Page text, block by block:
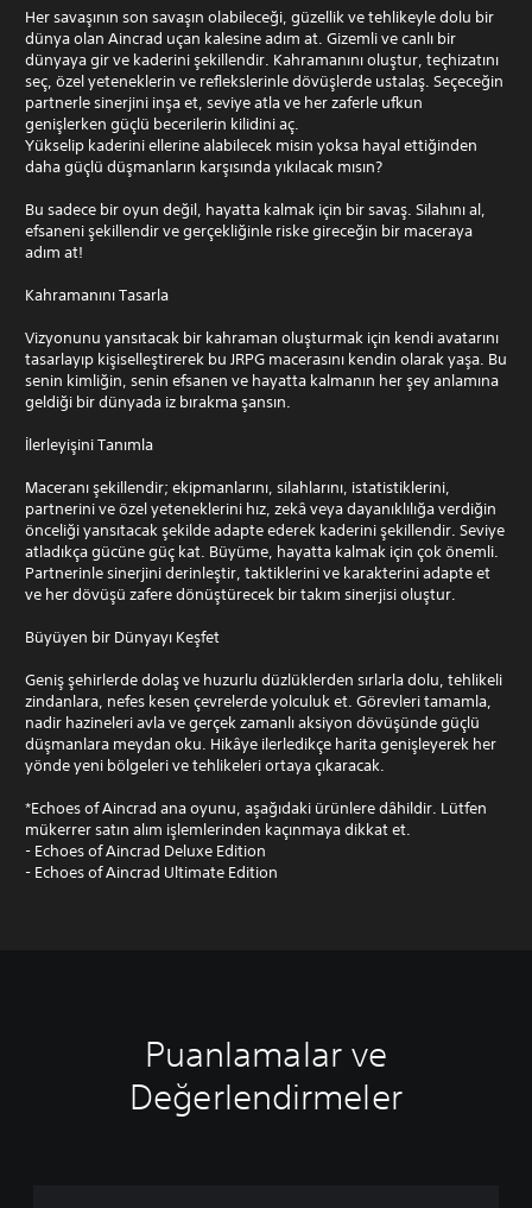
Her savaşının son savaşın olabileceği, güzellik ve tehlikeyle dolu bir
dünya olan Aincrad uçan kalesine adım at. Gizemli ve canlı bir
dünyaya gir ve kaderini şekillendir. Kahramanını oluştur, teçhizatını
seç, özel yeteneklerin ve reflekslerinle dövüşlerde ustalaş. Seçeceğin
partnerle sinerjini inşa et, seviye atla ve her zaferle ufkun
genişlerken güçlü becerilerin kilidini aç.
Yükselip kaderini ellerine alabilecek misin yoksa hayal ettiğinden
daha güçlü düşmanların karşısında yıkılacak mısın?
Bu sadece bir oyun değil, hayatta kalmak için bir savaş. Silahını al,
efsaneni şekillendir ve gerçekliğinle riske gireceğin bir maceraya
adım at!
Kahramanını Tasarla
Vizyonunu yansıtacak bir kahraman oluşturmak için kendi avatarını
tasarlayıp kişiselleştirerek bu JRPG macerasını kendin olarak yaşa. Bu
senin kimliğin, senin efsanen ve hayatta kalmanın her şey anlamına
geldiği bir dünyada iz bırakma şansın.
İlerleyişini Tanımla
Maceranı şekillendir; ekipmanlarını, silahlarını, istatistiklerini,
partnerini ve özel yeteneklerini hız, zekâ veya dayanıklılığa verdiğin
önceliği yansıtacak şekilde adapte ederek kaderini şekillendir. Seviye
atladıkça gücüne güç kat. Büyüme, hayatta kalmak için çok önemli.
Partnerinle sinerjini derinleştir, taktiklerini ve karakterini adapte et
ve her dövüşü zafere dönüştürecek bir takım sinerjisi oluştur.
Büyüyen bir Dünyayı Keşfet
Geniş şehirlerde dolaş ve huzurlu düzlüklerden sırlarla dolu, tehlikeli
zindanlara, nefes kesen çevrelerde yolculuk et. Görevleri tamamla,
nadir hazineleri avla ve gerçek zamanlı aksiyon dövüşünde güçlü
düşmanlara meydan oku. Hikâye ilerledikçe harita genişleyerek her
yönde yeni bölgeleri ve tehlikeleri ortaya çıkaracak.
*Echoes of Aincrad ana oyunu, aşağıdaki ürünlere dâhildir. Lütfen
mükerrer satın alım işlemlerinden kaçınmaya dikkat et.
- Echoes of Aincrad Deluxe Edition
- Echoes of Aincrad Ultimate Edition
Puanlamalar ve
Değerlendirmeler